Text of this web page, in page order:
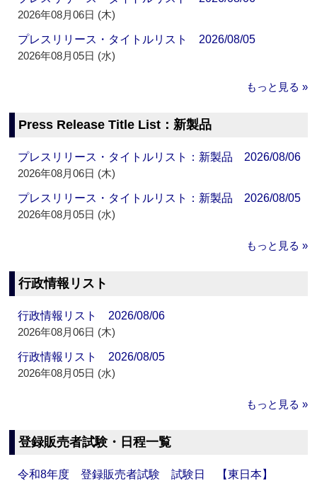
2026年08月06日 (木)
プレスリリース・タイトルリスト 2026/08/05
2026年08月05日 (水)
もっと見る »
Press Release Title List：新製品
プレスリリース・タイトルリスト：新製品 2026/08/06
2026年08月06日 (木)
プレスリリース・タイトルリスト：新製品 2026/08/05
2026年08月05日 (水)
もっと見る »
行政情報リスト
行政情報リスト 2026/08/06
2026年08月06日 (木)
行政情報リスト 2026/08/05
2026年08月05日 (水)
もっと見る »
登録販売者試験・日程一覧
令和8年度 登録販売者試験 試験日 【東日本】